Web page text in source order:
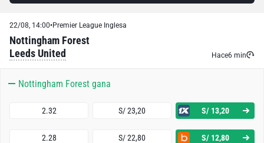
Hace6 min
22/08, 14:00•Premier League Inglesa
Nottingham Forest
Leeds United
Nottingham Forest gana
2.32 S/ 23,20 S/ 13,20
2.28 S/ 22,80 S/ 12,80